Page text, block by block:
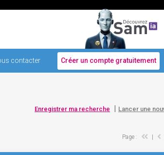
contacter Créer un compte gratuitement
Enregistrer ma recherche | Lancer une
Page :